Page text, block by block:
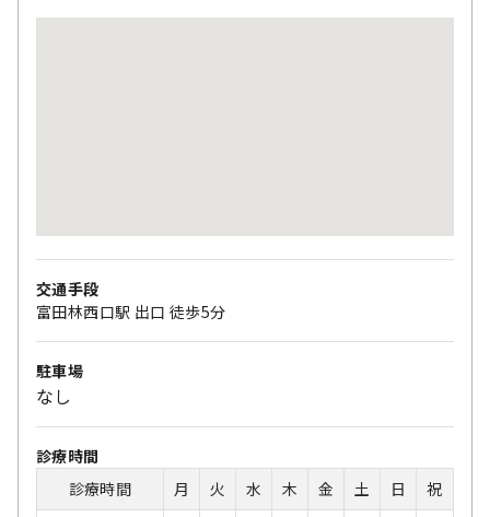
交通手段
富田林西口駅 出口 徒歩5分
駐車場
なし
診療時間
診療時間
月 火 水 木 金 土 日
祝